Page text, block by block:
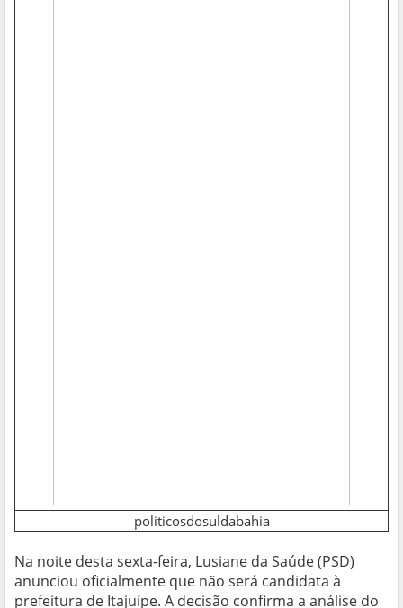
politicosdosuldabahia
Na noite desta sexta-feira, Lusiane da Saúde (PSD)
anunciou oficialmente que não será candidata à
prefeitura de Itajuípe. A decisão confirma a análise do